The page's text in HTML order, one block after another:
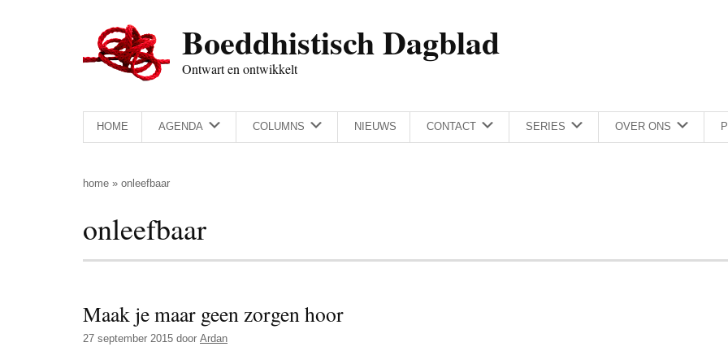
Boeddhistisch Dagblad
Ontwart en ontwikkelt
HOME AGENDA COLUMNS NIEUWS CONTACT SERIES OVER ONS
home » onleefbaar
onleefbaar
Maak je maar geen zorgen hoor
27 september 2015 door Ardan